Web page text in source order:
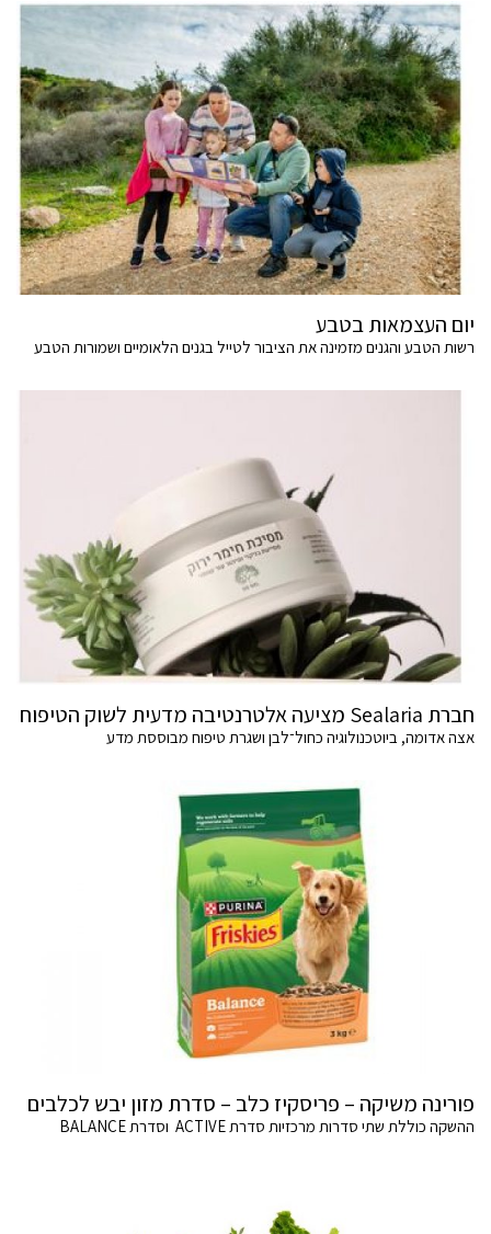
יום העצמאות בטבע
רשות הטבע והגנים מזמינה את הציבור לטייל בגנים הלאומיים ושמורות הטבע
חברת Sealaria מציעה אלטרנטיבה מדעית לשוק הטיפוח
אצה אדומה, ביוטכנולוגיה כחול־לבן ושגרת טיפוח מבוססת מדע
פורינה משיקה – פריסקיז כלב – סדרת מזון יבש לכלבים
ההשקה כוללת שתי סדרות מרכזיות סדרת ACTIVE וסדרת BALANCE